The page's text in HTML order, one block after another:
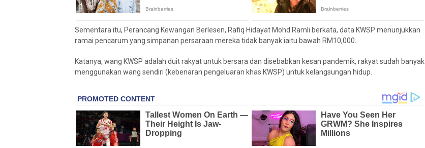
Sementara itu, Perancang Kewangan Berlesen, Rafiq Hidayat Mohd Ramli berkata, data KWSP menunjukkan
ramai pencarum yang simpanan persaraan mereka tidak banyak iaitu bawah RM10,000.
Katanya, wang KWSP adalah duit rakyat untuk bersara dan disebabkan kesan pandemik, rakyat sudah banyak
menggunakan wang sendiri (kebenaran pengeluaran khas KWSP) untuk kelangsungan hidup.